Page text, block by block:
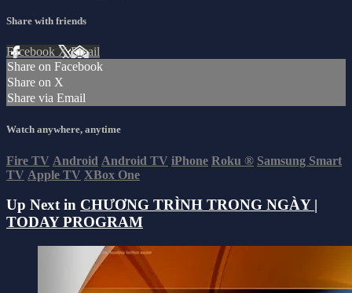
Share with friends
Facebook XEmail
Share on Facebook
Share on X
Share via Email
Watch anywhere, anytime
Fire TV Android Android TV iPhone Roku ® Samsung Smart
TV Apple TV XBox One
Up Next in CHƯƠNG TRÌNH TRONG NGÀY |
TODAY PROGRAM